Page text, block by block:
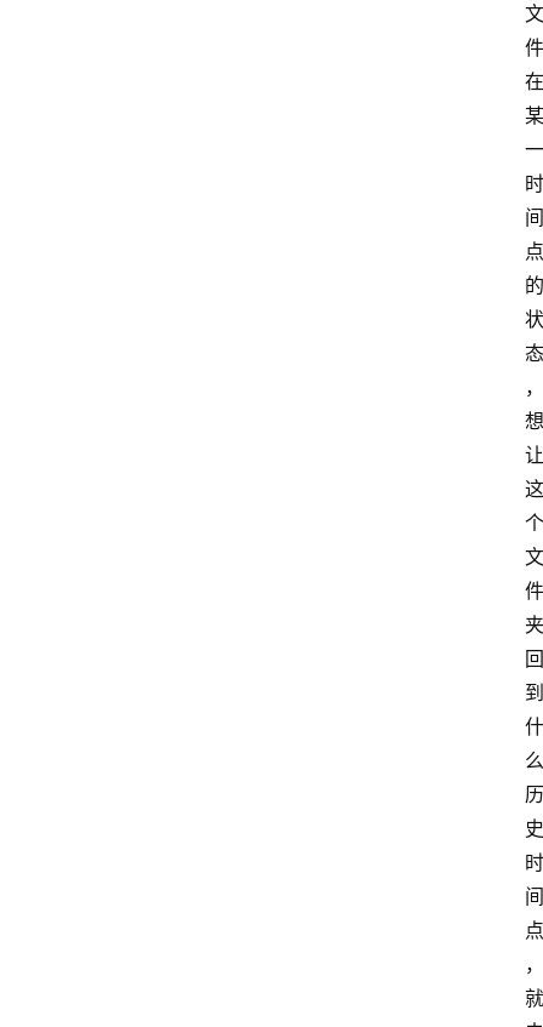
文
件
在
某
一
时
间
点
的
状
态
，
想
让
这
个
文
件
夹
回
到
什
么
历
史
时
间
点
，
就